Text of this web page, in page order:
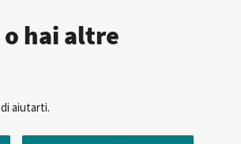
hai altre
aiutarti.